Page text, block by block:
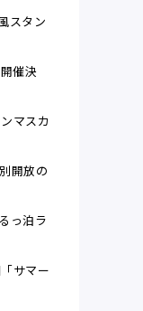
スタン
催決
マスカ
開放の
っ泊ラ
サマー